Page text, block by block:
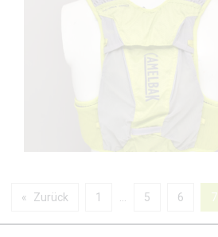
Zurück 1 5 6 7